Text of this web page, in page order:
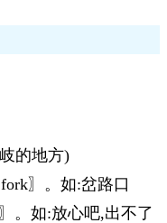
的地方)
〗。如:岔路口
。如:放心吧,出不了